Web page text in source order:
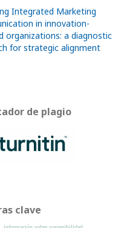
Integrated Marketing
in innovation-
organizations: a diagnostic
for strategic alignment
de plagio
clave